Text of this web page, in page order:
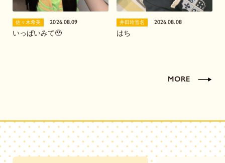
佐々木希美 2026.08.09
いっぱいみて🥹
井田玲音名 2026.08.08
はち
MORE